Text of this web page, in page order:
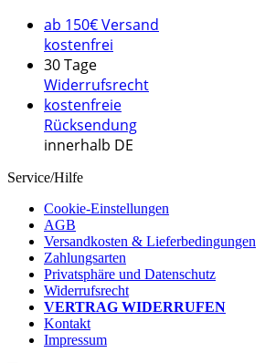
ab 150€ Versand
kostenfrei
30 Tage
Widerrufsrecht
kostenfreie
Rücksendung
innerhalb DE
Service/Hilfe
Cookie-Einstellungen
AGB
Versandkosten & Lieferbedingungen
Zahlungsarten
Privatsphäre und Datenschutz
Widerrufsrecht
VERTRAG WIDERRUFEN
Kontakt
Impressum